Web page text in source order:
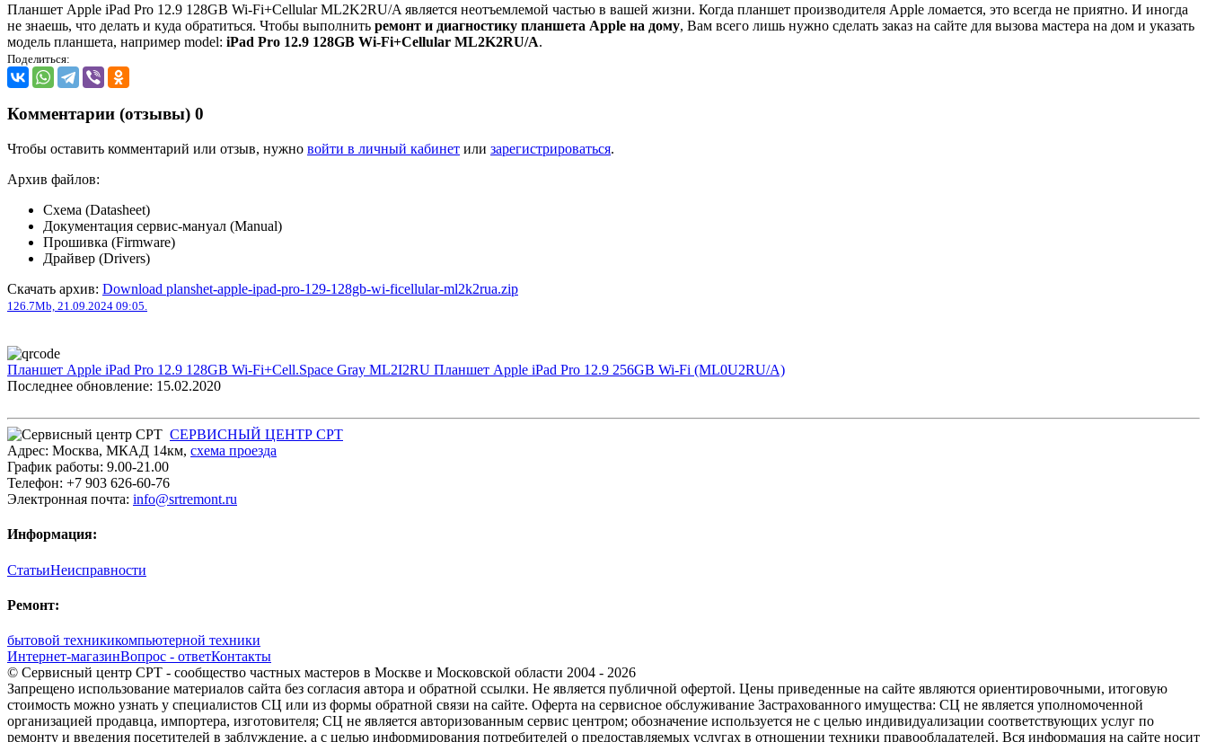
Планшет Apple iPad Pro 12.9 128GB Wi-Fi+Cellular ML2K2RU/A является неотъемлемой частью в вашей жизни. Когда планшет производителя Apple ломается, это всегда не приятно. И иногда
не знаешь, что делать и куда обратиться. Чтобы выполнить ремонт и диагностику планшета Apple на дому, Вам всего лишь нужно сделать заказ на сайте для вызова мастера на дом и указать
модель планшета, например model: iPad Pro 12.9 128GB Wi-Fi+Cellular ML2K2RU/A.
Поделиться:
Комментарии (отзывы) 0
Чтобы оставить комментарий или отзыв, нужно войти в личный кабинет или зарегистрироваться.
Архив файлов:
Схема (Datasheet)
Документация сервис-мануал (Manual)
Прошивка (Firmware)
Драйвер (Drivers)
Скачать архив: Download planshet-apple-ipad-pro-129-128gb-wi-ficellular-ml2k2rua.zip
126.7Mb, 21.09.2024 09:05.
Планшет Apple iPad Pro 12.9 128GB Wi-Fi+Cell.Space Gray ML2I2RU Планшет Apple iPad Pro 12.9 256GB Wi-Fi (ML0U2RU/A)
Последнее обновление: 15.02.2020
СЕРВИСНЫЙ ЦЕНТР СРТ
Адрес: Москва, МКАД 14км, cхема проезда
График работы: 9.00-21.00
Телефон: +7 903 626-60-76
Электронная почта: info@srtremont.ru
Информация:
СтатьиНеисправности
Ремонт:
бытовой техникикомпьютерной техники
Интернет-магазинВопрос - ответКонтакты
© Сервисный центр СРТ - сообщество частных мастеров в Москве и Московской области 2004 - 2026
Запрещено использование материалов сайта без согласия автора и обратной ссылки. Не является публичной офертой. Цены приведенные на сайте являются ориентировочными, итоговую
стоимость можно узнать у специалистов СЦ или из формы обратной связи на сайте. Оферта на сервисное обслуживание Застрахованного имущества: СЦ не является уполномоченной
организацией продавца, импортера, изготовителя; СЦ не является авторизованным сервис центром; обозначение используется не с целью индивидуализации соответствующих услуг по
ремонту и введения посетителей в заблуждение, а с целью информирования потребителей о предоставляемых услугах в отношении техники правообладателей. Вся информация на сайте носит